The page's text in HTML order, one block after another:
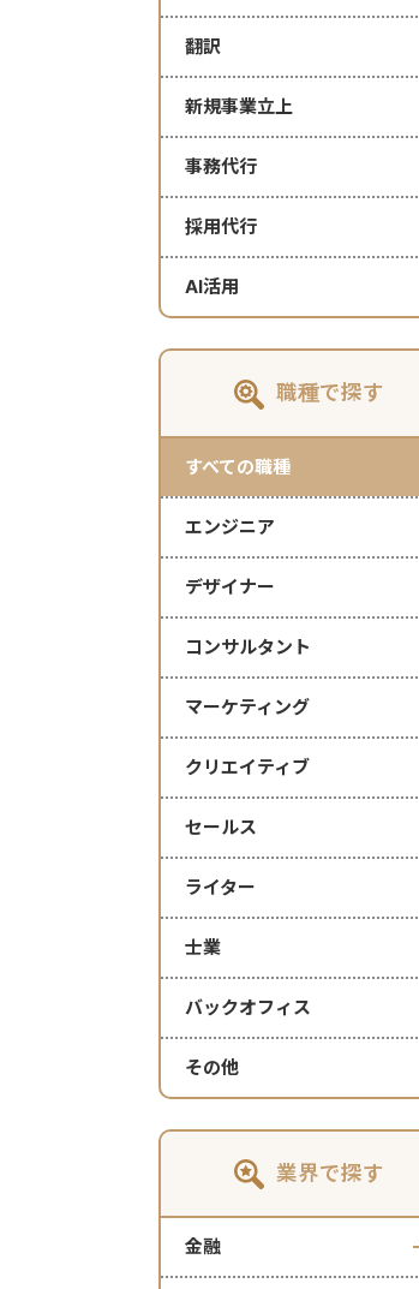
翻訳
新規事業立上
事務代行
採用代行
AI活用
職種で探す
すべての職種
エンジニア
デザイナー
コンサルタント
マーケティング
クリエイティブ
セールス
ライター
士業
バックオフィス
その他
業界で探す
金融